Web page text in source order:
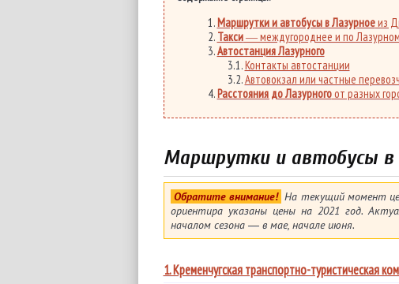
Маршрутки и автобусы в Лазурноеиз
Такси― междугороднее и по
Автостанция Лазурного
Контакты автостанции
Автовокзал или частные
Расстояния до Лазурногоот разных
Маршрутки и автобусы в
Обратите внимание! На текущий момент
ориентира указаны цены на 2021 год.
началом сезона ― в мае, начале июня.
1. Кременчугская транспортно-туристическая